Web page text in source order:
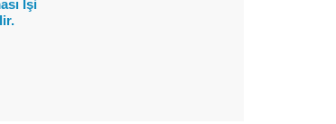
İşi